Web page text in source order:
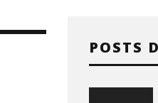
POSTS